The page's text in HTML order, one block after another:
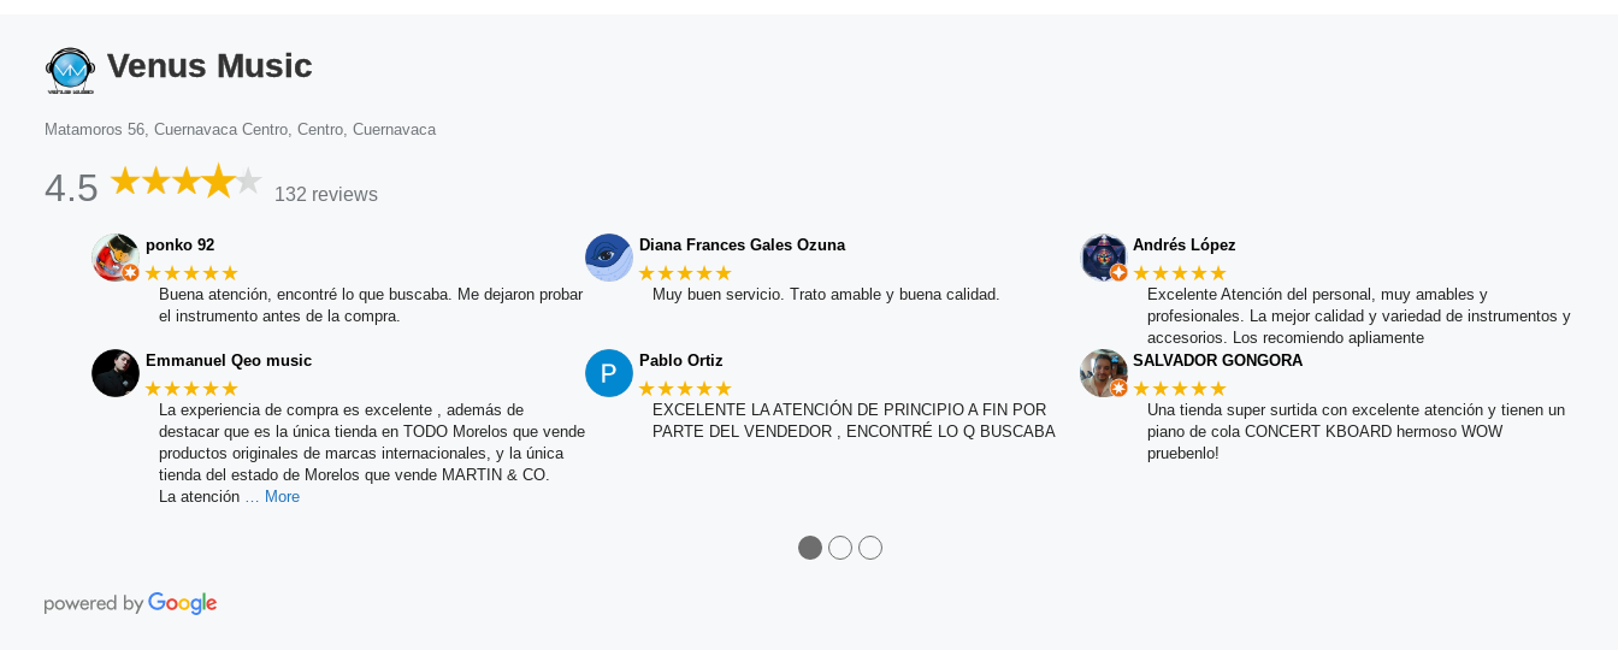
Venus Music
Matamoros 56, Cuernavaca Centro, Centro, Cuernavaca
4.5 132 reviews
ponko 92
★★★★★
Buena atención, encontré lo que buscaba. Me dejaron probar
el instrumento antes de la compra.
Diana Frances Gales Ozuna
★★★★★
Muy buen servicio. Trato amable y buena calidad.
Andrés López
★★★★★
Excelente Atención del personal, muy amables y
profesionales. La mejor calidad y variedad de instrumentos y
accesorios. Los recomiendo apliamente
Emmanuel Qeo music
★★★★★
La experiencia de compra es excelente , además de
destacar que es la única tienda en TODO Morelos que vende
productos originales de marcas internacionales, y la única
tienda del estado de Morelos que vende MARTIN & CO.
La atención … More
Pablo Ortiz
★★★★★
EXCELENTE LA ATENCIÓN DE PRINCIPIO A FIN POR
PARTE DEL VENDEDOR , ENCONTRÉ LO Q BUSCABA
SALVADOR GONGORA
★★★★★
Una tienda super surtida con excelente atención y tienen un
piano de cola CONCERT KBOARD hermoso WOW
pruebenlo!
●●●